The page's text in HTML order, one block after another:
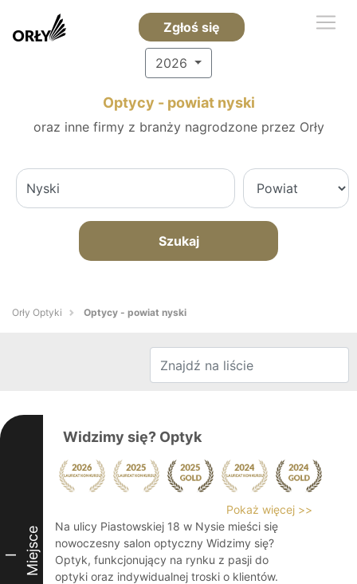
Zgłoś się
2026
Optycy - powiat nyski
oraz inne firmy z branży nagrodzone przez Orły
Szukaj
Orły Optyki Optycy - powiat nyski
I Miejsce
Widzimy się? Optyk
Pokaż więcej >>
Na ulicy Piastowskiej 18 w Nysie mieści się
nowoczesny salon optyczny Widzimy się?
Optyk, funkcjonujący na rynku z pasji do
optyki oraz indywidualnej troski o klientów.